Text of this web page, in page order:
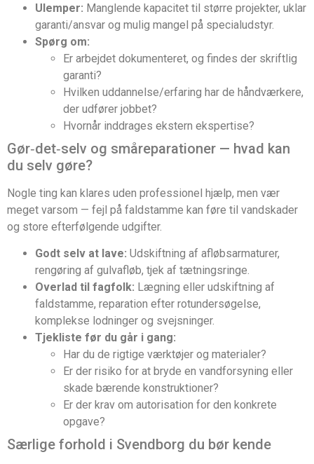
Ulemper: Manglende kapacitet til større projekter, uklar
garanti/ansvar og mulig mangel på specialudstyr.
Spørg om:
Er arbejdet dokumenteret, og findes der skriftlig
garanti?
Hvilken uddannelse/erfaring har de håndværkere,
der udfører jobbet?
Hvornår inddrages ekstern ekspertise?
Gør‑det‑selv og småreparationer — hvad kan
du selv gøre?
Nogle ting kan klares uden professionel hjælp, men vær
meget varsom — fejl på faldstamme kan føre til vandskader
og store efterfølgende udgifter.
Godt selv at lave: Udskiftning af afløbsarmaturer,
rengøring af gulvafløb, tjek af tætningsringe.
Overlad til fagfolk: Lægning eller udskiftning af
faldstamme, reparation efter rotundersøgelse,
komplekse lodninger og svejsninger.
Tjekliste før du går i gang:
Har du de rigtige værktøjer og materialer?
Er der risiko for at bryde en vandforsyning eller
skade bærende konstruktioner?
Er der krav om autorisation for den konkrete
opgave?
Særlige forhold i Svendborg du bør kende